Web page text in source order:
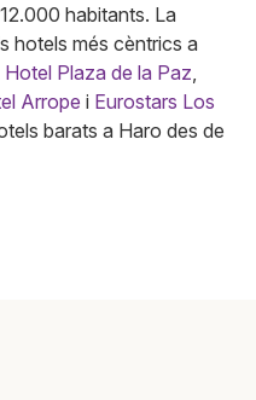
habitants. La
hotels més cèntrics a
Hotel Plaza de la Paz
Arrope i Eurostars Los
barats a Haro des de